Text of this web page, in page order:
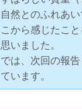
自然とのふれあ
こから感じたこ
思いました。
では、次回の報
ています。